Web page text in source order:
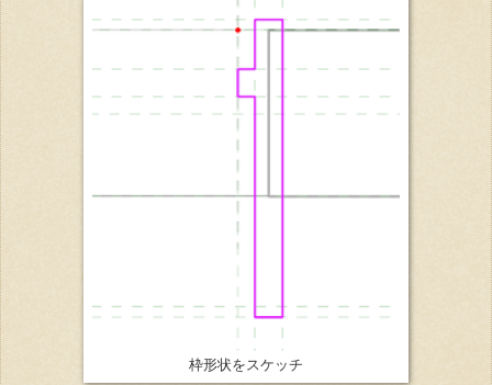
枠形状をスケッチ